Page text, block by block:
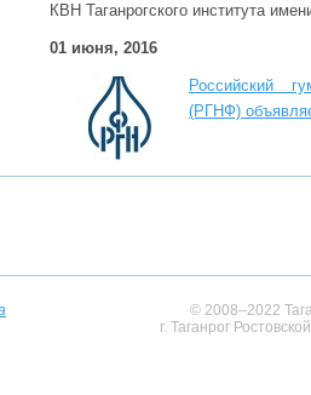
КВН Таганрогского института
01 июня, 2016
Российский
(РГНФ)
© 2008–2022
г. Таганрог